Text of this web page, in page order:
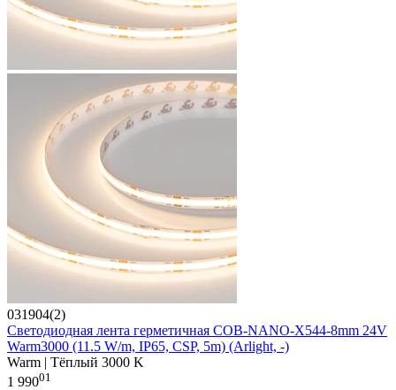
031904(2)
Светодиодная лента герметичная COB-NANO-X544-8mm 24V
Warm3000 (11.5 W/m, IP65, CSP, 5m) (Arlight, -)
Warm | Тёплый 3000 K
1 99001